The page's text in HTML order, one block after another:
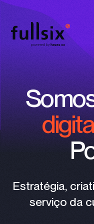
Estratégia,
serviço da